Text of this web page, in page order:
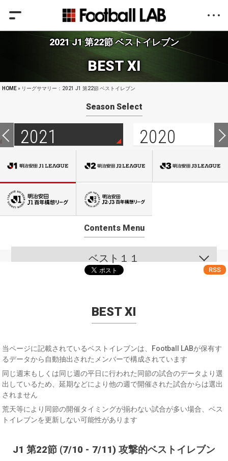
2021 J1 第22節 ベストイレブン
BEST XI
HOME» リーグサマリー：2021 J1 第22節 ベストイレブン
Season Select
2021 2020
Contents Menu
ベスト１１
RSS
BEST XI
当ページに記載されているベストイレブンは、Football LABが保有す
るデータから自動抽出されたメンバーで構成されています
同じ週末もしくは同じ週の平日に行われた同節の試合のデータより選
出しているため、延期などにより他の週で開催された試合からは選出
されません
荒天等により同節の開催タイミングが揃わない試合が多い場合、ベス
トイレブンを更新しない可能性があります
J1 第22節 (7/10 - 7/11) 攻撃的ベストイレブン